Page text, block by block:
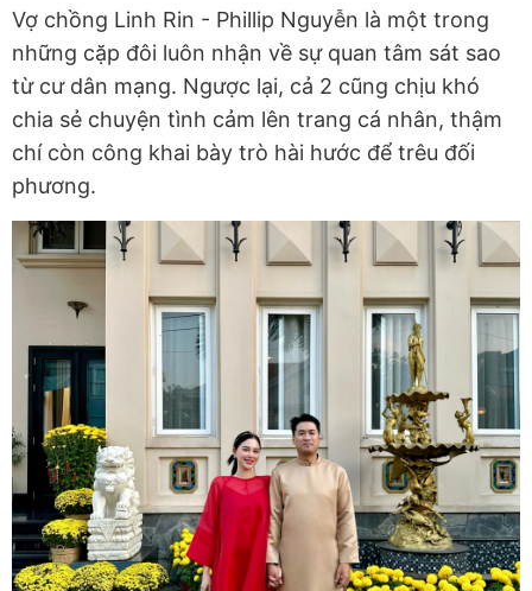
Vợ chồng Linh Rin - Phillip Nguyễn là một trong
những cặp đôi luôn nhận về sự quan tâm sát sao
từ cư dân mạng. Ngược lại, cả 2 cũng chịu khó
chia sẻ chuyện tình cảm lên trang cá nhân, thậm
chí còn công khai bày trò hài hước để trêu đối
phương.